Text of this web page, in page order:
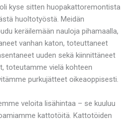
kyse sitten huopakattoremontista
huoltotyöstä. Meidän
keräilemään nauloja pihamaalla,
vanhan katon, toteuttaneet
uuden sekä kiinnittäneet
toteutamme vielä kohteen
purkujätteet oikeaoppisesti.
veloita lisähintaa – se kuuluu
kattotöitä. Kattotöiden